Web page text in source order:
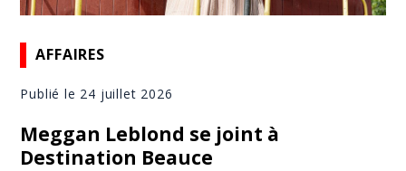
AFFAIRES
Publié le 24 juillet 2026
Meggan Leblond se joint à
Destination Beauce